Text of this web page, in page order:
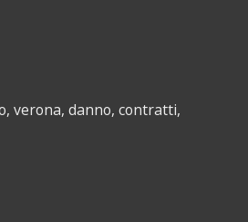
verona, danno, contratti,